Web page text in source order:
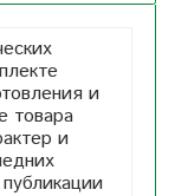
и
товара
и